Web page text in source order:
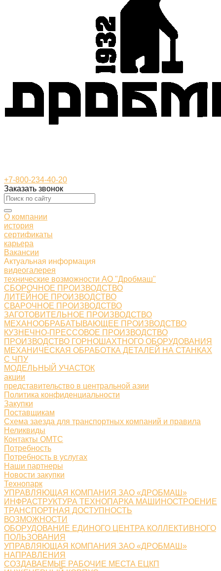
+7-800-234-40-20
Заказать звонок
О компании
история
сертификаты
карьера
Вакансии
Актуальная информация
видеогалерея
технические возможности АО "Дробмаш"
СБОРОЧНОЕ ПРОИЗВОДСТВО
ЛИТЕЙНОЕ ПРОИЗВОДСТВО
СВАРОЧНОЕ ПРОИЗВОДСТВО
ЗАГОТОВИТЕЛЬНОЕ ПРОИЗВОДСТВО
МЕХАНООБРАБАТЫВАЮЩЕЕ ПРОИЗВОДСТВО
КУЗНЕЧНО-ПРЕССОВОЕ ПРОИЗВОДСТВО
ПРОИЗВОДСТВО ГОРНОШАХТНОГО ОБОРУДОВАНИЯ
МЕХАНИЧЕСКАЯ ОБРАБОТКА ДЕТАЛЕЙ НА СТАНКАХ
С ЧПУ
МОДЕЛЬНЫЙ УЧАСТОК
акции
представительство в центральной азии
Политика конфиденциальности
Закупки
Поставщикам
Схема заезда для транспортных компаний и правила
Неликвиды
Контакты ОМТС
Потребность
Потребность в услугах
Наши партнеры
Новости закупки
Технопарк
УПРАВЛЯЮЩАЯ КОМПАНИЯ ЗАО «ДРОБМАШ»
ИНФРАСТРУКТУРА ТЕХНОПАРКА МАШИНОСТРОЕНИЕ
ТРАНСПОРТНАЯ ДОСТУПНОСТЬ
ВОЗМОЖНОСТИ
ОБОРУДОВАНИЕ ЕДИНОГО ЦЕНТРА КОЛЛЕКТИВНОГО
ПОЛЬЗОВАНИЯ
УПРАВЛЯЮЩАЯ КОМПАНИЯ ЗАО «ДРОБМАШ»
НАПРАВЛЕНИЯ
СОЗДАВАЕМЫЕ РАБОЧИЕ МЕСТА ЕЦКП